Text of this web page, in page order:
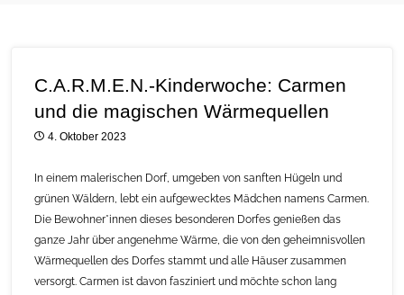
C.A.R.M.E.N.-Kinderwoche: Carmen
und die magischen Wärmequellen
4. Oktober 2023
In einem malerischen Dorf, umgeben von sanften Hügeln und
grünen Wäldern, lebt ein aufgewecktes Mädchen namens Carmen.
Die Bewohner*innen dieses besonderen Dorfes genießen das
ganze Jahr über angenehme Wärme, die von den geheimnisvollen
Wärmequellen des Dorfes stammt und alle Häuser zusammen
versorgt. Carmen ist davon fasziniert und möchte schon lang